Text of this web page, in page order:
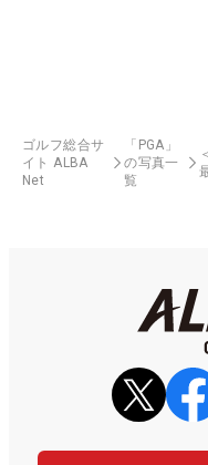
ゴルフ総合サ
イト ALBA
Net
「PGA」
の写真一
覧